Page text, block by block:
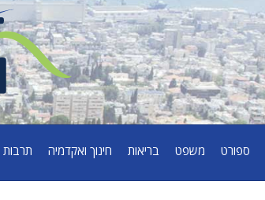
ספורט משפט בריאות חינוך ואקדמיה תרבות